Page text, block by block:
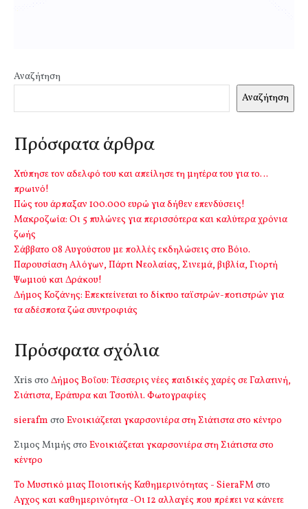
Αναζήτηση
Αναζήτηση
Πρόσφατα άρθρα
Χτύπησε τον αδελφό του και απείλησε τη μητέρα του για το…
πρωινό!
Πώς του άρπαξαν 100.000 ευρώ για δήθεν επενδύσεις!
Mακροζωία: Οι 5 πυλώνες για περισσότερα και καλύτερα χρόνια
ζωής
Σάββατο 08 Αυγούστου με πολλές εκδηλώσεις στο Βόιο.
Παρουσίαση Αλόγων, Πάρτι Νεολαίας, Σινεμά, βιβλία, Γιορτή
Ψωμιού και Δράκου!
Δήμος Κοζάνης: Επεκτείνεται το δίκτυο ταϊστρών-ποτιστρών για
τα αδέσποτα ζώα συντροφιάς
Πρόσφατα σχόλια
Xris στο Δήμος Βοΐου: Τέσσερις νέες παιδικές χαρές σε Γαλατινή,
Σιάτιστα, Εράτυρα και Τσοτύλι. Φωτογραφίες
sierafm στο Ενοικιάζεται γκαρσονιέρα στη Σιάτιστα στο κέντρο
Σιμος Μιμής στο Ενοικιάζεται γκαρσονιέρα στη Σιάτιστα στο
κέντρο
Το Μυστικό μιας Ποιοτικής Καθημερινότητας - SieraFMστο
Αγχος και καθημερινότητα -Οι 12 αλλαγές που πρέπει να κάνετε